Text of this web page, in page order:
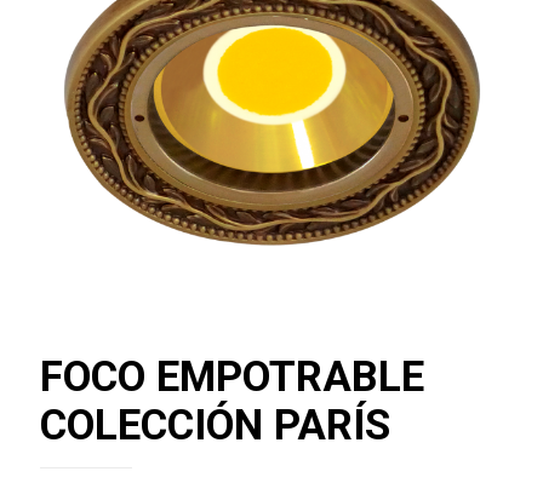
FOCO EMPOTRABLE
COLECCIÓN PARÍS